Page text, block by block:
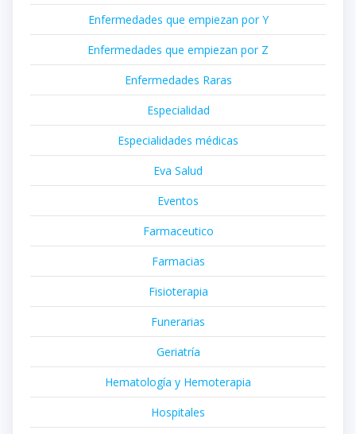
Enfermedades que empiezan por Y
Enfermedades que empiezan por Z
Enfermedades Raras
Especialidad
Especialidades médicas
Eva Salud
Eventos
Farmaceutico
Farmacias
Fisioterapia
Funerarias
Geriatría
Hematología y Hemoterapia
Hospitales